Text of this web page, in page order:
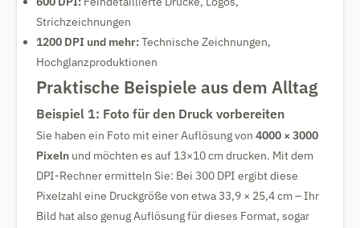
Strichzeichnungen
1200 DPI und mehr:Technische Zeichnungen,
Hochglanzproduktionen
Praktische Beispiele aus dem Alltag
Beispiel 1: Foto für den Druck vorbereiten
Sie haben ein Foto mit einer Auflösung von 4000 × 3000
Pixeln und möchten es auf 13×10 cm drucken. Mit dem
DPI-Rechner ermitteln Sie: Bei 300 DPI ergibt diese
Pixelzahl eine Druckgröße von etwa 33,9 × 25,4 cm – Ihr
Bild hat also genug Auflösung für dieses Format, sogar